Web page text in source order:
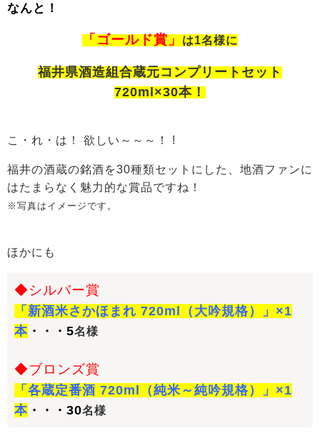
なんと！
「ゴールド賞」は1名様に
福井県酒造組合蔵元コンプリートセット
720ml×30本！
こ・れ・は！ 欲しい～～～！ !
福井の酒蔵の銘酒を30種類セットにした、地酒ファンに
はたまらなく魅力的な賞品ですね！
※写真はイメージです。
ほかにも
◆シルバー賞
「新酒米さかほまれ 720ml（大吟規格）」×1
本 ・・・ 5名様
◆ブロンズ賞
「各蔵定番酒 720ml（純米～純吟規格）」×1
本 ・・・ 30名様